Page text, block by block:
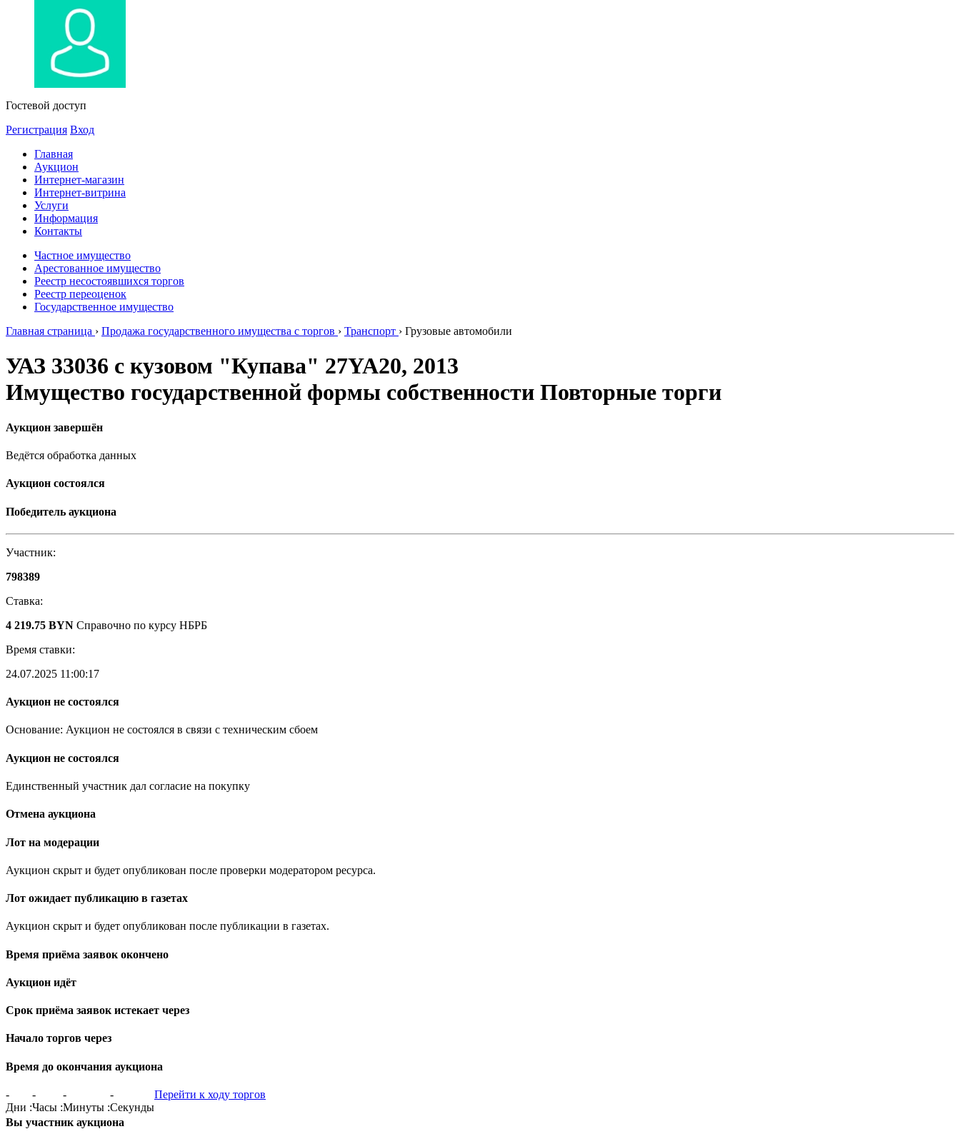
Гостевой доступ
Регистрация Вход
Главная
Аукцион
Интернет-магазин
Интернет-витрина
Услуги
Информация
Контакты
Частное имущество
Арестованное имущество
Реестр несостоявшихся торгов
Реестр переоценок
Государственное имущество
Главная страница › Продажа государственного имущества с торгов › Транспорт › Грузовые автомобили
УАЗ 33036 с кузовом "Купава" 27YA20, 2013
Имущество государственной формы собственности Повторные торги
Аукцион завершён
Ведётся обработка данных
Аукцион состоялся
Победитель аукциона
Участник:
798389
Ставка:
4 219.75 BYN Справочно по курсу НБРБ
Время ставки:
24.07.2025 11:00:17
Аукцион не состоялся
Основание: Аукцион не состоялся в связи с техническим сбоем
Аукцион не состоялся
Единственный участник дал согласие на покупку
Отмена аукциона
Лот на модерации
Аукцион скрыт и будет опубликован после проверки модератором ресурса.
Лот ожидает публикацию в газетах
Аукцион скрыт и будет опубликован после публикации в газетах.
Время приёма заявок окончено
Аукцион идёт
Срок приёма заявок истекает через
Начало торгов через
Время до окончания аукциона
-
Дни :
-
Часы :
-
Минуты :
-
Секунды
Перейти к ходу торгов
Вы участник аукциона